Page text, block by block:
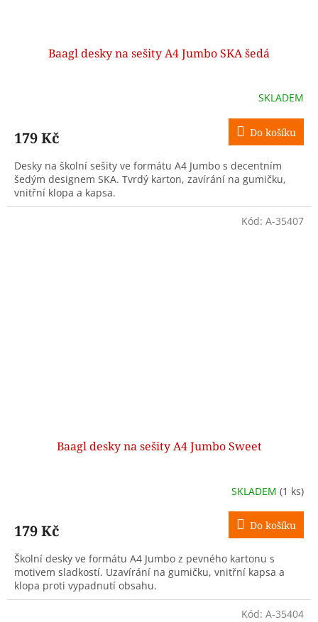
Baagl desky na sešity A4 Jumbo SKA šedá
SKLADEM
179 Kč Do košíku
Desky na školní sešity ve formátu A4 Jumbo s decentním
šedým designem SKA. Tvrdý karton, zavírání na gumičku,
vnitřní klopa a kapsa.
Baagl desky na sešity A4 Jumbo Sweet
SKLADEM (1 ks)
179 Kč Do košíku
Školní desky ve formátu A4 Jumbo z pevného kartonu s
motivem sladkostí. Uzavírání na gumičku, vnitřní kapsa a
klopa proti vypadnutí obsahu.
Kód: A-35407
Kód: A-35404